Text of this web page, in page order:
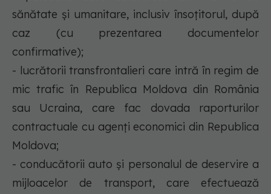
sănătate şi umanitare, inclusiv însoţitorul, după
caz (cu prezentarea documentelor
confirmative);
- lucrătorii transfrontalieri care intră în regim de
mic trafic în Republica Moldova din România
sau Ucraina, care fac dovada raporturilor
contractuale cu agenţi economici din Republica
Moldova;
- conducătorii auto şi personalul de deservire a
mijloacelor de transport, care efectuează